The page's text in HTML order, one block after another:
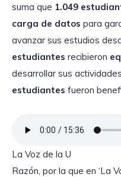
suma que 1.049
carga de datos para
avanzar sus estudios
estudiantes recibieron
desarrollar sus
estudiantes fueron
La Voz de la U
Razón, por la que en ‘La